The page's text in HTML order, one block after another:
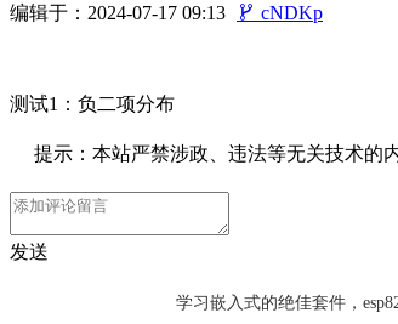
编辑于：2024-07-17 09:13
 cNDKp
测试1：负二项分布
提示：本站严禁涉政、违法等无关技术的
发送
学习嵌入式的绝佳套件，